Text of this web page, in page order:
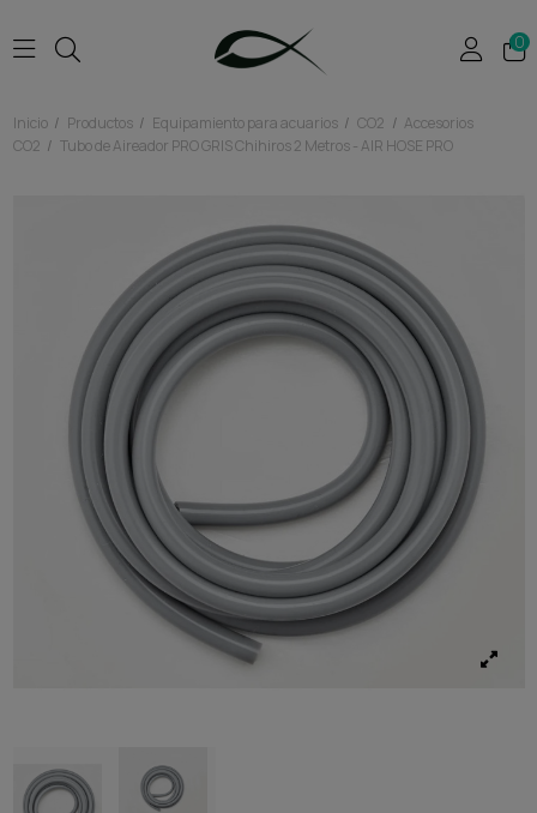
0
Inicio Productos Equipamiento para acuarios CO2
Accesorios
CO2
Tubo de Aireador PRO GRIS Chihiros 2 Metros - AIR HOSE PRO